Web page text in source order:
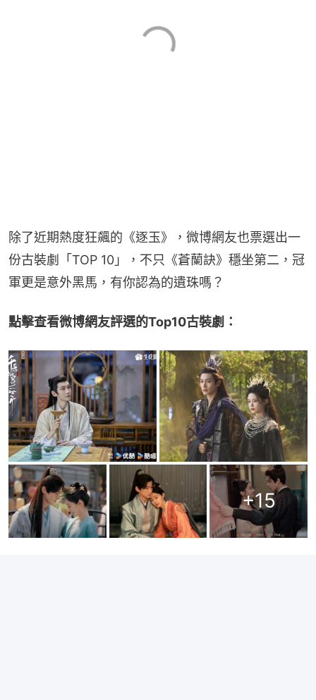
除了近期熱度狂飆的《逐玉》，微博網友也票選出一
份古裝劇「TOP 10」，不只《蒼蘭訣》穩坐第二，冠
軍更是意外黑馬，有你認為的遺珠嗎？
點擊查看微博網友評選的Top10古裝劇：
+15